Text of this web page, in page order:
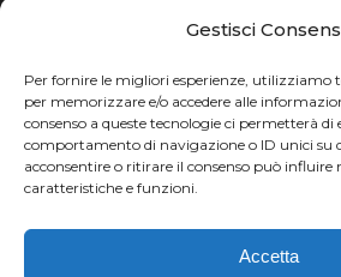
Gestisci
Per fornire le migliori esperienze, utilizziamo
per memorizzare e/o accedere alle
consenso a queste tecnologie ci permetterà di
comportamento di navigazione o ID unici su
acconsentire o ritirare il consenso può
caratteristiche e funzioni.
Accetta
ROLAND
SIMONE DEROMEDIS
SLOPESTYLE
SNOWBOARDCROSS
THERESE JOHAUG
TRANSCAVALLO TROFEO
VAL DI FIEMME